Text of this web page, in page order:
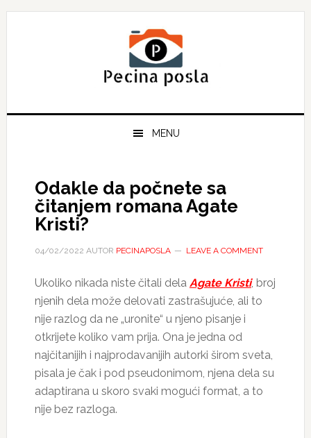
Skip
Skip
Skip
MENU
Odakle da počnete sa
čitanjem romana Agate
Kristi?
04/02/2022 AUTOR PECINAPOSLA LEAVE A COMMENT
Ukoliko nikada niste čitali dela Agate Kristi, broj
njenih dela može delovati zastrašujuće, ali to
nije razlog da ne „uronite“ u njeno pisanje i
otkrijete koliko vam prija. Ona je jedna od
najčitanijih i najprodavanijih autorki širom sveta,
pisala je čak i pod pseudonimom, njena dela su
adaptirana u skoro svaki mogući format, a to
nije bez razloga.